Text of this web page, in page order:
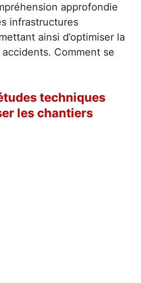
approfondie
infrastructures
ainsi d’optimiser la
Comment se
techniques
les chantiers